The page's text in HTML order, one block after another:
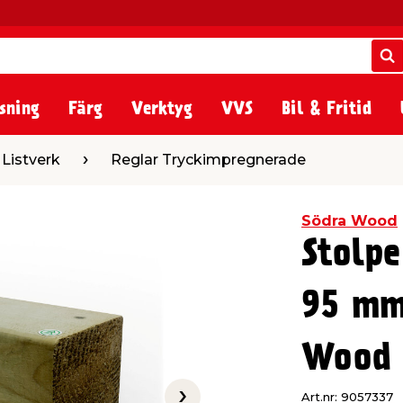
Färg Verktyg VVS Bil & Fritid
Reglar Tryckimpregnerade
Listverk Reglar Tryckimpregnerade
Södra Wood
95
Wood
Art.nr: 9057337